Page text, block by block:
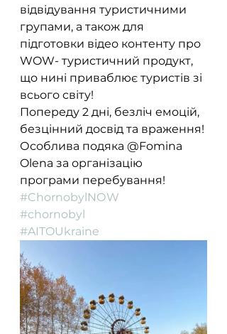
відвідування туристичними
групами, а також для
підготовки відео контенту про
WOW- туристичний продукт,
що нині приваблює туристів зі
всього світу!
Попереду 2 дні, безліч емоцій,
безцінний досвід та враження!
Особлива подяка @Fomina
Olena за організацію
програми перебування!
#ChornobylNОW
#chornobyl
#AITOUkraine